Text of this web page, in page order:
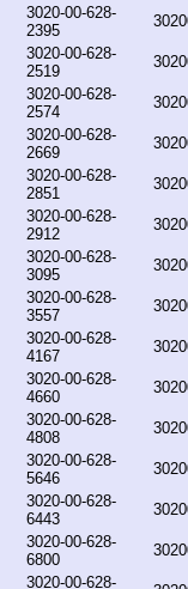
3020-00-628-
2395
3020-00-628-
2519
3020-00-628-
2574
3020-00-628-
2669
3020-00-628-
2851
3020-00-628-
2912
3020-00-628-
3095
3020-00-628-
3557
3020-00-628-
4167
3020-00-628-
4660
3020-00-628-
4808
3020-00-628-
5646
3020-00-628-
6443
3020-00-628-
6800
3020-00-628-